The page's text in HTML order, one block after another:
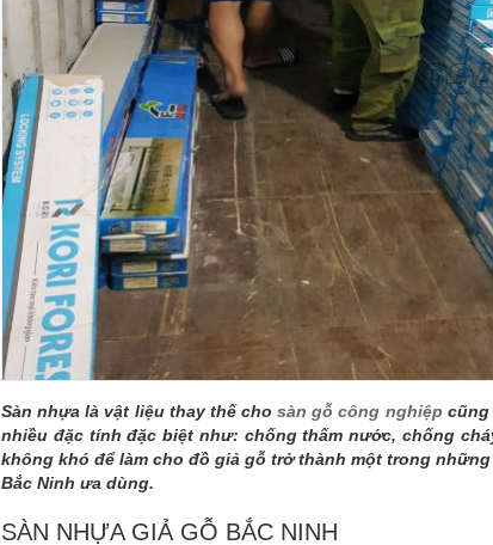
Sàn nhựa là vật liệu thay thế chosàn gỗ công nghiệp cũng
nhiều đặc tính đặc biệt như: chống thấm nước, chống
không khó để làm cho đồ giả gỗ trở thành một trong
Bắc Ninh ưa dùng.
SÀN NHỰA GIẢ GỖ BẮC NINH